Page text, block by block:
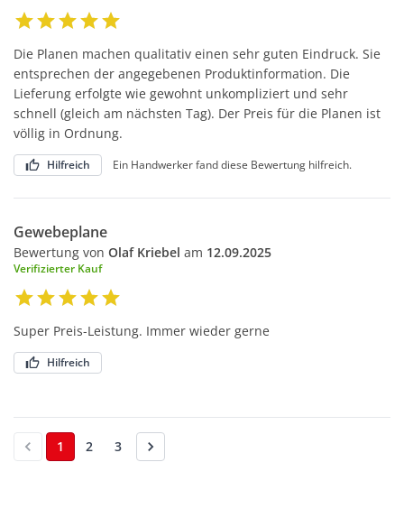
Die Planen machen qualitativ einen sehr guten Eindruck. Sie
entsprechen der angegebenen Produktinformation. Die
Lieferung erfolgte wie gewohnt unkompliziert und sehr
schnell (gleich am nächsten Tag). Der Preis für die Planen ist
völlig in Ordnung.
Hilfreich Ein Handwerker fand diese Bewertung hilfreich.
Gewebeplane
Bewertung von Olaf Kriebel am 12.09.2025
Verifizierter Kauf
Super Preis-Leistung. Immer wieder gerne
Hilfreich
1 2 3